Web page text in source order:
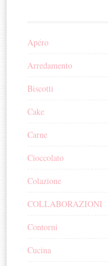
Apéro
Arredamento
Biscotti
Cake
Carne
Cioccolato
Colazione
COLLABORAZIONI
Contorni
Cucina